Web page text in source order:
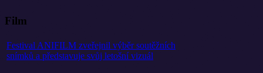
Film
Festival ANIFILM zveřejnil výběr soutěžních
snímků a představuje svůj letošní vizuál